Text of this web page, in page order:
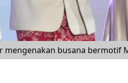
mengenakan busana bermotif